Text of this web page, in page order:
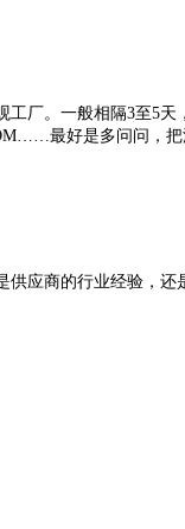
厂。一般相隔3至5天
最好是多问问，
商的行业经验，还